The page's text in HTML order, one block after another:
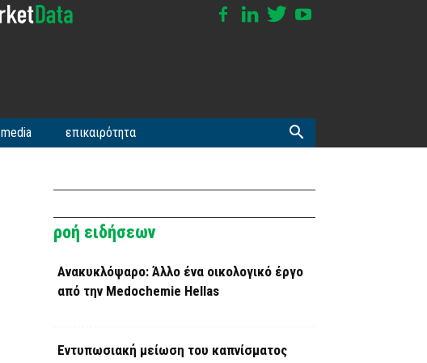
media επικαιρότητα
ροή ειδήσεων
Ανακυκλόψαρο: Άλλο ένα οικολογικό έργο
από την Medochemie Hellas
Εντυπωσιακή μείωση του καπνίσματος